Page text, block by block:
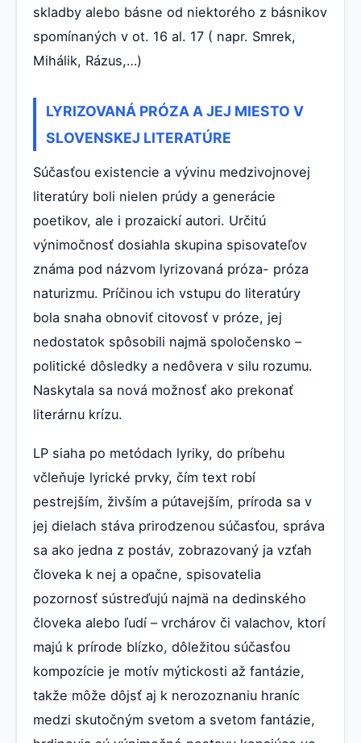
skladby alebo básne od niektorého z básnikov
spomínaných v ot. 16 al. 17 ( napr. Smrek,
Mihálik, Rázus,…)
LYRIZOVANÁ PRÓZA A JEJ MIESTO V
SLOVENSKEJ LITERATÚRE
Súčasťou existencie a vývinu medzivojnovej
literatúry boli nielen prúdy a generácie
poetikov, ale i prozaickí autori. Určitú
výnimočnosť dosiahla skupina spisovateľov
známa pod názvom lyrizovaná próza- próza
naturizmu. Príčinou ich vstupu do literatúry
bola snaha obnoviť citovosť v próze, jej
nedostatok spôsobili najmä spoločensko –
politické dôsledky a nedôvera v silu rozumu.
Naskytala sa nová možnosť ako prekonať
literárnu krízu.
LP siaha po metódach lyriky, do príbehu
včleňuje lyrické prvky, čím text robí
pestrejším, živším a pútavejším, príroda sa v
jej dielach stáva prirodzenou súčasťou, správa
sa ako jedna z postáv, zobrazovaný ja vzťah
človeka k nej a opačne, spisovatelia
pozornosť sústreďujú najmä na dedinského
človeka alebo ľudí – vrchárov či valachov, ktorí
majú k prírode blízko, dôležitou súčasťou
kompozície je motív mýtickosti až fantázie,
takže môže dôjsť aj k nerozoznaniu hraníc
medzi skutočným svetom a svetom fantázie,